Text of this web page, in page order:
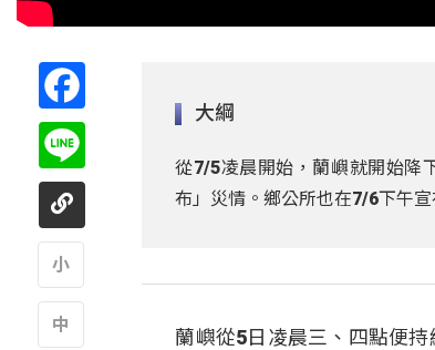
大綱
從7/5凌晨開始，蘭嶼就開始降
布」災情。鄉公所也在7/6下午宣
蘭嶼從5日凌晨三、四點便